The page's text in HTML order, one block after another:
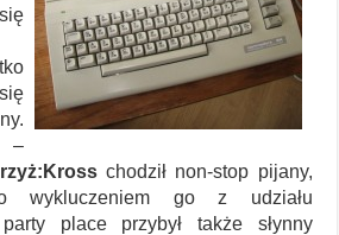
chodził non-stop pijany,
wykluczeniem go z udziału
place przybył także słynny